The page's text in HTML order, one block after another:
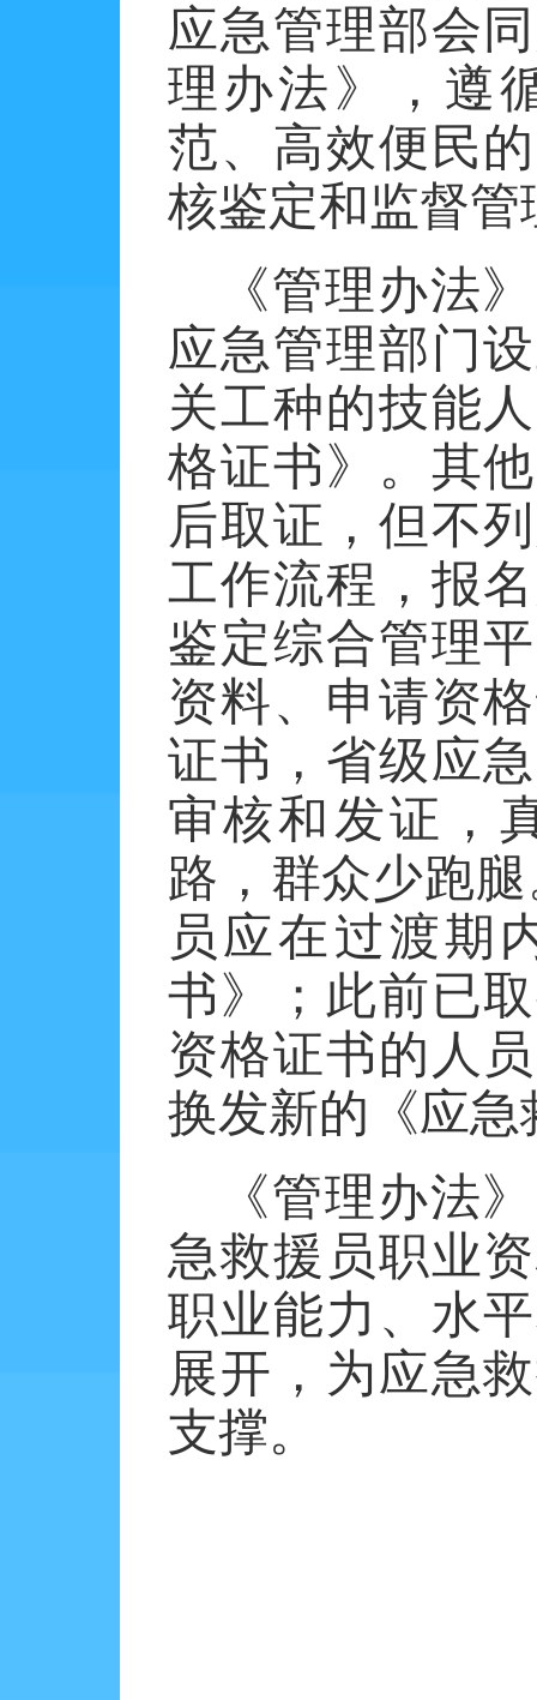
应急管理部会
理办法》，遵
范、高效便民
核鉴定和监督
《管理办法
应急管理部门
关工种的技能
格证书》。其
后取证，但不
工作流程，报
鉴定综合管理
资料、申请资
证书，省级应
审核和发证，
路，群众少跑
员应在过渡期
书》；此前已
资格证书的人
换发新的《应
《管理办法
急救援员职业
职业能力、水
展开，为应急
支撑。